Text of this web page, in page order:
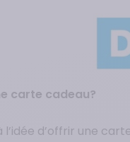
carte cadeau?
d’offrir une